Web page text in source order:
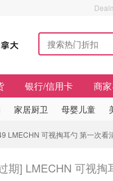
银行/信用卡 商
家居厨卫 母婴儿童
LMECHN 可视掏耳勺 第一次看
期] LMECHN 可视掏